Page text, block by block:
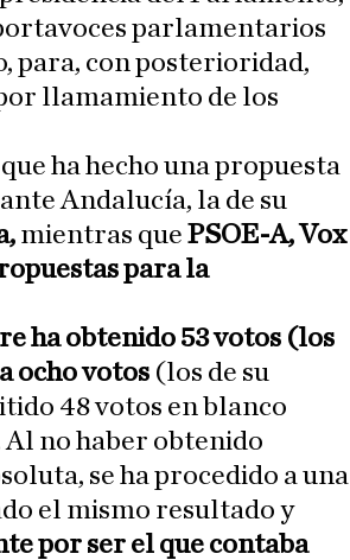
parlamentarios
para, con posterioridad,
llamamiento de los
ha hecho una propuesta
Andalucía, la de su
mientras que PSOE-A, Vox
para la
ha obtenido 53 votos (los
ocho votos (los de su
48 votos en blanco
Al no haber obtenido
se ha procedido a una
el mismo resultado y
por ser el que contaba